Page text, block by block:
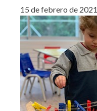
15 de febrero de 2021